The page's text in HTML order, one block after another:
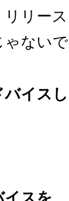
リー
ないで
バイスし
イスを